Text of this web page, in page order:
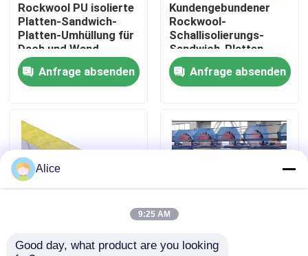
Qualitätskontrolle
Treten Sie mit uns in Verbindung
Fordern Sie ein Zitat
Stahlkonstruktionsgebäude
Stahlkonstruktionslager
Stahlkonstruktionswerkstatt
Rockwool PU isolierte
Platten-Sandwich-
Platten-Umhüllung für
Dach und Wand
Anfrage absenden
Kundengebundener
Rockwool-
Schallisolierungs-
Sandwich-Platten-
Wand-Stahl
schalldicht
Anfrage absenden
75mm 80mm 200mm
PU-fabrizierte
Alice
9:25 AM
Good day, what product are you looking